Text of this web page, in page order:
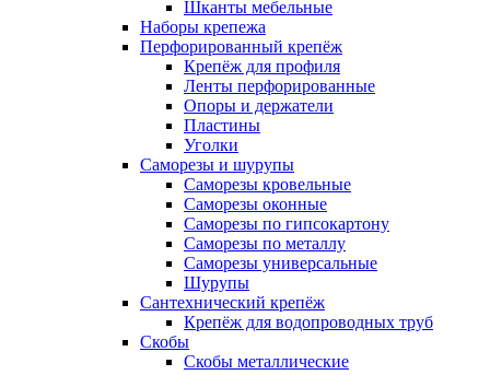
Шканты мебельные
Наборы крепежа
Перфорированный крепёж
Крепёж для профиля
Ленты перфорированные
Опоры и держатели
Пластины
Уголки
Саморезы и шурупы
Саморезы кровельные
Саморезы оконные
Саморезы по гипсокартону
Саморезы по металлу
Саморезы универсальные
Шурупы
Сантехнический крепёж
Крепёж для водопроводных труб
Скобы
Скобы металлические